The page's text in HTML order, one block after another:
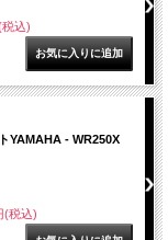
込)
YAMAHA - WR250X
(税込)